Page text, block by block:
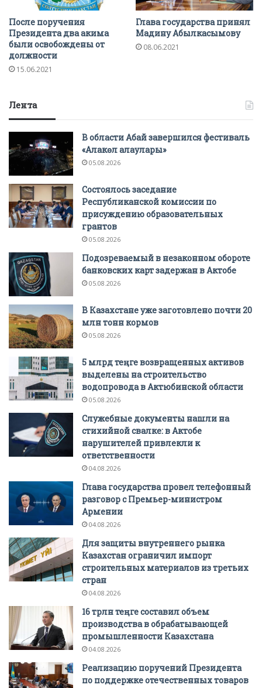
После поручения
Президента два акима
были освобождены от
должности
15.06.2021
Глава государства принял
Мадину Абылкасымову
08.06.2021
Лента
В области Абай завершился фестиваль
«Алакөл алаулары»
05.08.2026
Состоялось заседание
Республиканской комиссии по
присуждению образовательных
грантов
05.08.2026
Подозреваемый в незаконном обороте
банковских карт задержан в Актобе
05.08.2026
В Казахстане уже заготовлено почти 20
млн тонн кормов
05.08.2026
5 млрд теңге возвращенных активов
выделены на строительство
водопровода в Актюбинской области
05.08.2026
Служебные документы нашли на
стихийной свалке: в Актобе
нарушителей привлекли к
ответственности
04.08.2026
Глава государства провел телефонный
разговор с Премьер-министром
Армении
04.08.2026
Для защиты внутреннего рынка
Казахстан ограничил импорт
строительных материалов из третьих
стран
04.08.2026
16 трлн теңге составил объем
производства в обрабатывающей
промышленности Казахстана
04.08.2026
Реализацию поручений Президента
по поддержке отечественных товаров